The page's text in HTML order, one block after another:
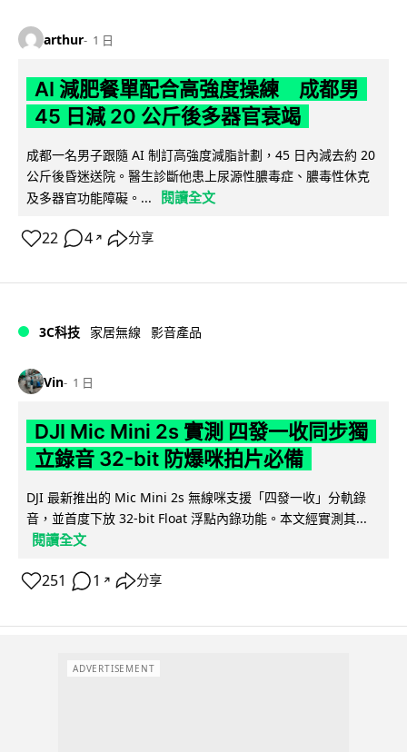
arthur 1 日
AI 減肥餐單配合高強度操練 成都男
45 日減 20 公斤後多器官衰竭
成都一名男子跟隨 AI 制訂高強度減脂計劃，45 日內減去約 20
公斤後昏迷送院。醫生診斷他患上尿源性膿毒症、膿毒性休克
及多器官功能障礙。...
閱讀全文
22 4 ↗ 分享
3C科技 家居無線 影音產品
Vin 1 日
DJI Mic Mini 2s 實測 四發一收同步獨
立錄音 32-bit 防爆咪拍片必備
DJI 最新推出的 Mic Mini 2s 無線咪支援「四發一收」分軌錄
音，並首度下放 32-bit Float 浮點內錄功能。本文經實測其...
閱讀全文
251 1 ↗ 分享
ADVERTISEMENT